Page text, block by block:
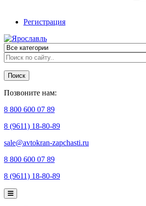
Регистрация
Поиск
Позвоните нам:
8 800 600 07 89
8 (9611) 18-80-89
sale@avtokran-zapchasti.ru
8 800 600 07 89
8 (9611) 18-80-89